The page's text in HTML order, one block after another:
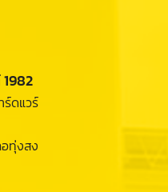
ร์ดแวร์
ทุ่งสง